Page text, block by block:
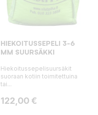
HIEKOITUSSEPELI 3-6
MM SUURSÄKKI
Hiekoitussepelisuursäkit
suoraan kotiin toimitettuina
tai...
Hinta
122,00 €